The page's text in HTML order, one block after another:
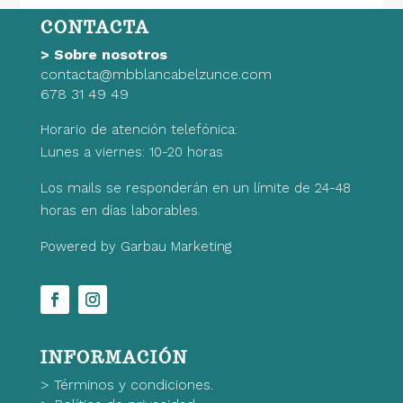
24,99€.17,49€.
CONTACTA
> Sobre nosotros
contacta@mbblancabelzunce.com
678 31 49 49
Horario de atención telefónica:
Lunes a viernes: 10-20 horas
Los mails se responderán en un límite de 24-48
horas en días laborables.
Powered by Garbau Marketing
INFORMACIÓN
> Términos y condiciones.